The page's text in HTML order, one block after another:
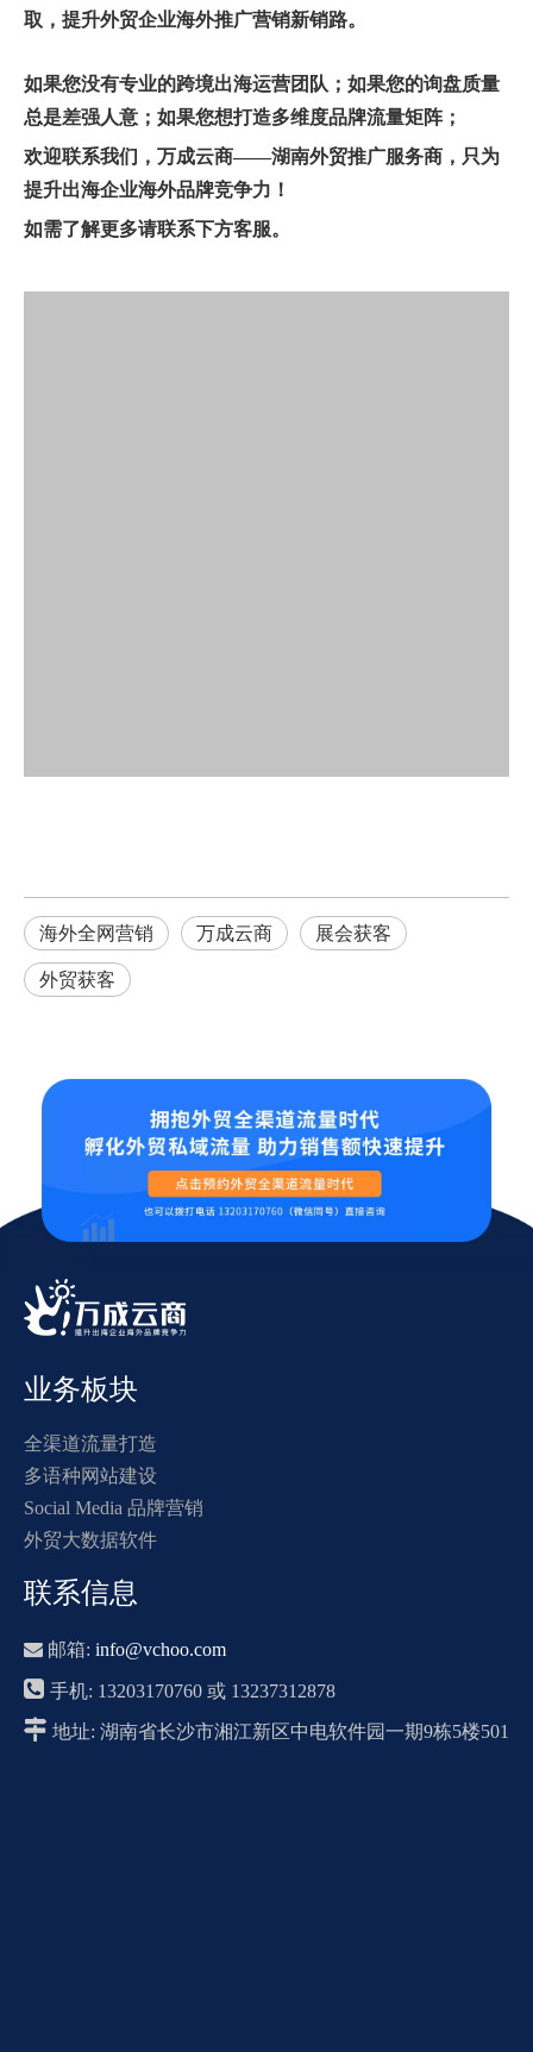
取，提升外贸企业海外推广营销新销路。
如果您没有专业的跨境出海运营团队；如果您的询盘质量
总是差强人意；如果您想打造多维度品牌流量矩阵；
欢迎联系我们，万成云商——湖南外贸推广服务商，只为
提升出海企业海外品牌竞争力！
如需了解更多请联系下方客服。
海外全网营销 万成云商 展会获客
外贸获客
业务板块
全渠道流量打造
多语种网站建设
Social Media 品牌营销
外贸大数据软件
联系信息
 邮箱: info@vchoo.com
 手机: 13203170760 或 13237312878
 地址: 湖南省长沙市湘江新区中电软件园一期9栋5楼501